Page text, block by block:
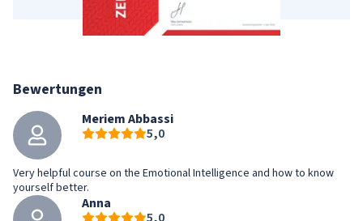
Bewertungen
Meriem Abbassi
5,0
Very helpful course on the Emotional Intelligence and how to know
yourself better.
Anna